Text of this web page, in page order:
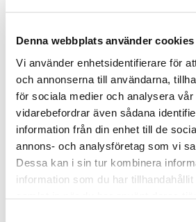
Denna webbplats använder cookies
Vi använder enhetsidentifierare för
och annonserna till användarna,
för sociala medier och analysera
vidarebefordrar även sådana
information från din enhet till de
annons- och analysföretag som vi
Dessa kan i sin tur kombinera
information som du har